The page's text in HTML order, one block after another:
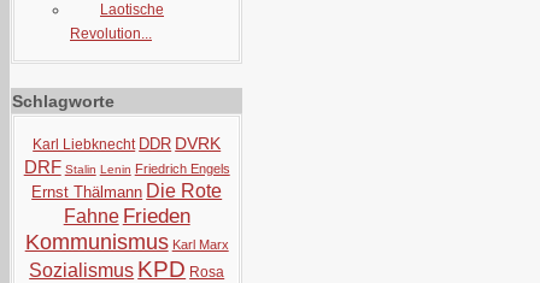
Laotische
Revolution...
Schlagworte
Karl Liebknecht DDR DVRK
DRF Stalin Lenin Friedrich Engels
Ernst Thälmann Die Rote
Fahne Frieden
Kommunismus Karl Marx
Sozialismus KPD Rosa